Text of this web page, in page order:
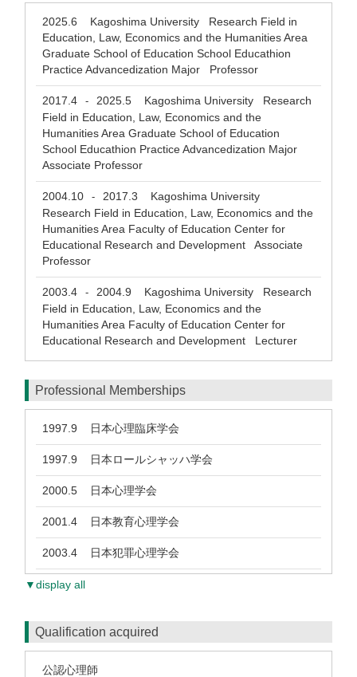
2025.6 Kagoshima University Research Field in
Education, Law, Economics and the Humanities Area
Graduate School of Education School Educathion
Practice Advancedization Major Professor
2017.4 - 2025.5 Kagoshima University Research
Field in Education, Law, Economics and the
Humanities Area Graduate School of Education
School Educathion Practice Advancedization Major
Associate Professor
2004.10 - 2017.3 Kagoshima University
Research Field in Education, Law, Economics and the
Humanities Area Faculty of Education Center for
Educational Research and Development Associate
Professor
2003.4 - 2004.9 Kagoshima University Research
Field in Education, Law, Economics and the
Humanities Area Faculty of Education Center for
Educational Research and Development Lecturer
Professional Memberships
1997.9 日本心理臨床学会
1997.9 日本ロールシャッハ学会
2000.5 日本心理学会
2001.4 日本教育心理学会
2003.4 日本犯罪心理学会
▼display all
Qualification acquired
公認心理師